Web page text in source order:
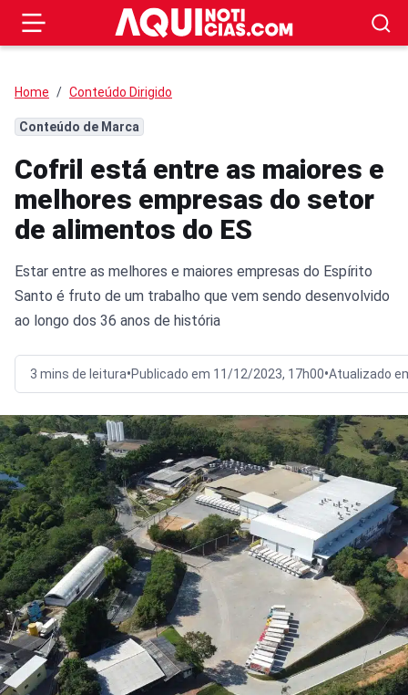
Home Conteúdo Dirigido
Conteúdo de Marca
Cofril está entre as maiores e
melhores empresas do setor
de alimentos do ES
Estar entre as melhores e maiores empresas do Espírito
Santo é fruto de um trabalho que vem sendo desenvolvido
ao longo dos 36 anos de história
3 mins de leitura•Publicado em 11/12/2023, 17h00•Atualizado